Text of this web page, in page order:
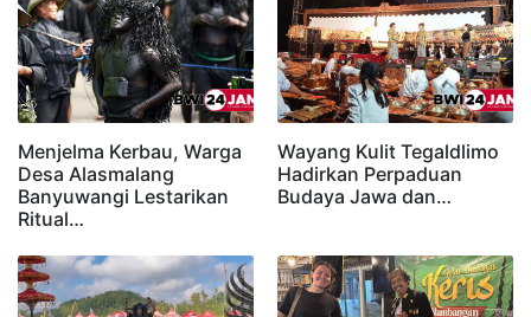
Menjelma Kerbau, Warga
Desa Alasmalang
Banyuwangi Lestarikan
Ritual…
Wayang Kulit Tegaldlimo
Hadirkan Perpaduan
Budaya Jawa dan…